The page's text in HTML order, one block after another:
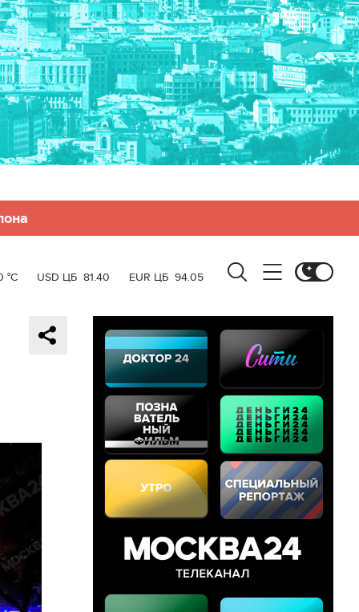
°C USD ЦБ 81.40 EUR ЦБ 94.05